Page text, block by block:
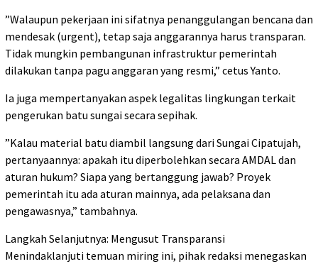
​”Walaupun pekerjaan ini sifatnya penanggulangan bencana dan
mendesak (urgent), tetap saja anggarannya harus transparan.
Tidak mungkin pembangunan infrastruktur pemerintah
dilakukan tanpa pagu anggaran yang resmi,” cetus Yanto.
​Ia juga mempertanyakan aspek legalitas lingkungan terkait
pengerukan batu sungai secara sepihak.
​”Kalau material batu diambil langsung dari Sungai Cipatujah,
pertanyaannya: apakah itu diperbolehkan secara AMDAL dan
aturan hukum? Siapa yang bertanggung jawab? Proyek
pemerintah itu ada aturan mainnya, ada pelaksana dan
pengawasnya,” tambahnya.
​Langkah Selanjutnya: Mengusut Transparansi
​Menindaklanjuti temuan miring ini, pihak redaksi menegaskan